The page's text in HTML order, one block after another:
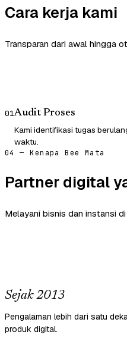
Cara kerja kami
Transparan dari awal hingga
01Audit Proses
Kami identifikasi tugas
waktu.
04 — Kenapa Bee Mata
Partner digital
Melayani bisnis dan instansi
Sejak 2013
Pengalaman lebih dari satu
produk digital.